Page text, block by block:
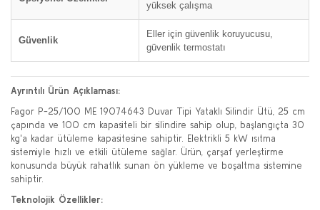
yüksek çalışma
Güvenlik
Eller için güvenlik koruyucusu,
güvenlik termostatı
Ayrıntılı Ürün Açıklaması:
Fagor P-25/100 ME 19074643 Duvar Tipi Yataklı Silindir Ütü, 25 cm
çapında ve 100 cm kapasiteli bir silindire sahip olup, başlangıçta 30
kg'a kadar ütüleme kapasitesine sahiptir. Elektrikli 5 kW ısıtma
sistemiyle hızlı ve etkili ütüleme sağlar. Ürün, çarşaf yerleştirme
konusunda büyük rahatlık sunan ön yükleme ve boşaltma sistemine
sahiptir.
Teknolojik Özellikler: